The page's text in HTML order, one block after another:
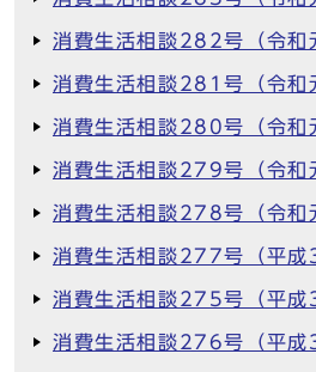
消費生活相談282号（令和
消費生活相談281号（令和
消費生活相談280号（令和
消費生活相談279号（令和
消費生活相談278号（令和
消費生活相談277号（平成
消費生活相談275号（平成
消費生活相談276号（平成